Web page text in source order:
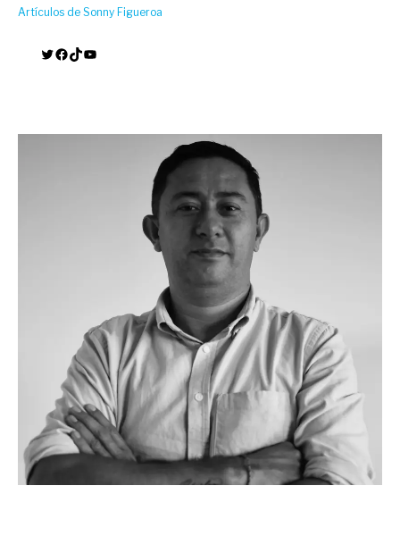
Artículos de Sonny Figueroa
Twitter Facebook TikTok YouTube